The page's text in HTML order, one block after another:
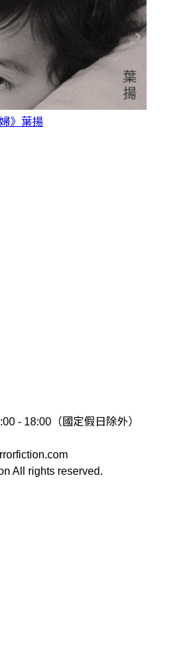
》 葉揚
- 18:00（國定假日除外）
All rights reserved.